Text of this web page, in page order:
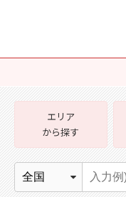
エリア
から探す